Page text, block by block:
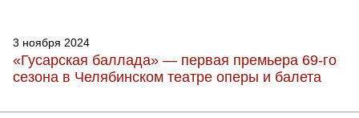
3 ноября 2024
«Гусарская баллада» — первая премьера 69‑го
сезона в Челябинском театре оперы и балета